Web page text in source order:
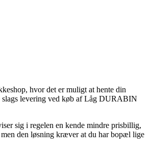
hvor det er muligt at hente din
slags levering ved køb af Låg DURABIN
sig i regelen en kende mindre prisbillig,
den løsning kræver at du har bopæl lige